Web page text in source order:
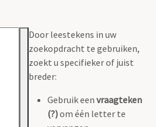
Door leestekens in uw
zoekopdracht te gebruiken,
zoekt u specifieker of juist
breder:
Gebruik een vraagteken
(?)om één letter te